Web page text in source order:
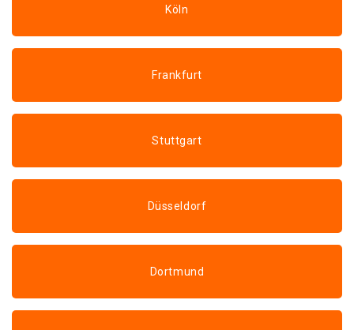
Köln
Frankfurt
Stuttgart
Düsseldorf
Dortmund